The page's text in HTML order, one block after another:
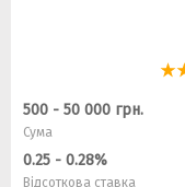
500 - 50 000 грн.
Сума
0.25 - 0.28%
Відсоткова ставка